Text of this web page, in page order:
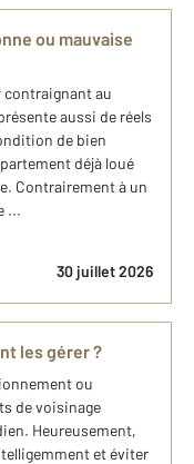
ou mauvaise
contraignant au
aussi de réels
de bien
déjà loué
Contrairement à un
...
30 juillet 2026
les gérer ?
ou
de voisinage
Heureusement,
et éviter